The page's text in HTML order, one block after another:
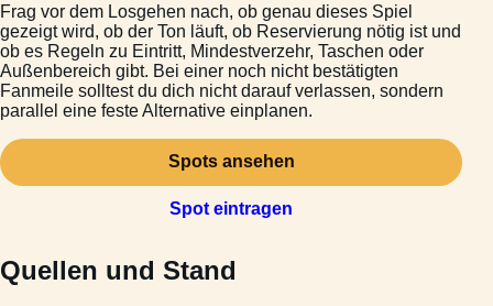
Frag vor dem Losgehen nach, ob genau dieses Spiel
gezeigt wird, ob der Ton läuft, ob Reservierung nötig ist und
ob es Regeln zu Eintritt, Mindestverzehr, Taschen oder
Außenbereich gibt. Bei einer noch nicht bestätigten
Fanmeile solltest du dich nicht darauf verlassen, sondern
parallel eine feste Alternative einplanen.
Spots ansehen
Spot eintragen
Quellen und Stand